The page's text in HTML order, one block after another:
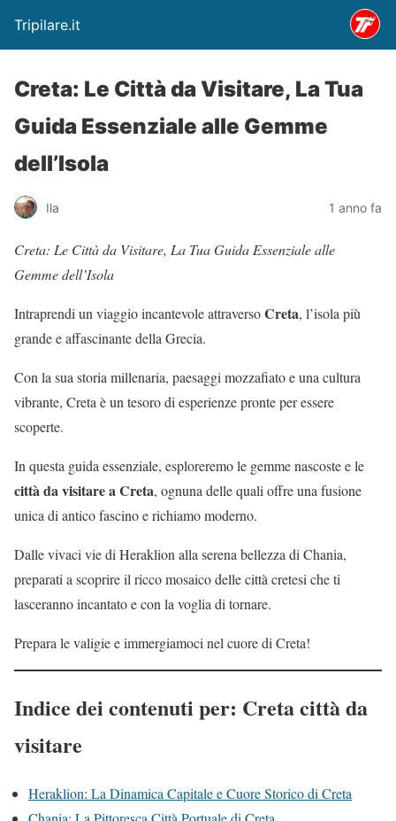
Tripilare.it
Creta: Le Città da Visitare, La Tua
Guida Essenziale alle Gemme
dell’Isola
Ila 1 anno fa
Creta: Le Città da Visitare, La Tua Guida Essenziale alle
Gemme dell’Isola
Intraprendi un viaggio incantevole attraversoCreta, l’isola più
grande e affascinante della Grecia.
Con la sua storia millenaria, paesaggi mozzafiato e una cultura
vibrante, Creta è un tesoro di esperienze pronte per essere
scoperte.
In questa guida essenziale, esploreremo le gemme nascoste e le
città da visitare a Creta, ognuna delle quali offre una fusione
unica di antico fascino e richiamo moderno.
Dalle vivaci vie di Heraklion alla serena bellezza di Chania,
preparati a scoprire il ricco mosaico delle città cretesi che ti
lasceranno incantato e con la voglia di tornare.
Prepara le valigie e immergiamoci nel cuore di Creta!
Indice dei contenuti per: Creta città da
visitare
Heraklion: La Dinamica Capitale e Cuore Storico di Creta